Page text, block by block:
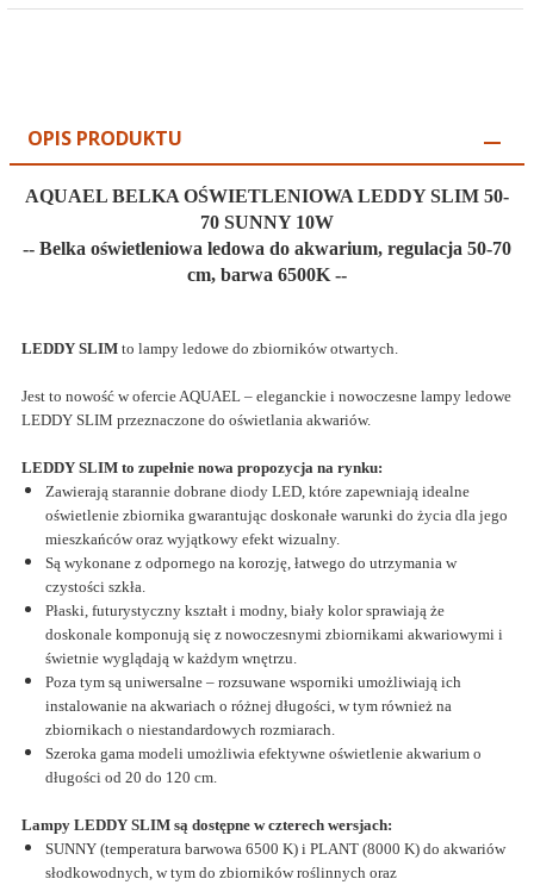
OPIS PRODUKTU
AQUAEL BELKA OŚWIETLENIOWA LEDDY SLIM 50-
70 SUNNY 10W
-- Belka oświetleniowa ledowa do akwarium, regulacja 50-70
cm, barwa 6500K --
LEDDY SLIM to lampy ledowe do zbiorników otwartych.
Jest to nowość w ofercie AQUAEL – eleganckie i nowoczesne lampy ledowe
LEDDY SLIM przeznaczone do oświetlania akwariów.
LEDDY SLIM to zupełnie nowa propozycja na rynku:
Zawierają starannie dobrane diody LED, które zapewniają idealne
oświetlenie zbiornika gwarantując doskonałe warunki do życia dla jego
mieszkańców oraz wyjątkowy efekt wizualny.
Są wykonane z odpornego na korozję, łatwego do utrzymania w
czystości szkła.
Płaski, futurystyczny kształt i modny, biały kolor sprawiają że
doskonale komponują się z nowoczesnymi zbiornikami akwariowymi i
świetnie wyglądają w każdym wnętrzu.
Poza tym są uniwersalne – rozsuwane wsporniki umożliwiają ich
instalowanie na akwariach o różnej długości, w tym również na
zbiornikach o niestandardowych rozmiarach.
Szeroka gama modeli umożliwia efektywne oświetlenie akwarium o
długości od 20 do 120 cm.
Lampy LEDDY SLIM są dostępne w czterech wersjach:
SUNNY (temperatura barwowa 6500 K) i PLANT (8000 K) do akwariów
słodkowodnych, w tym do zbiorników roślinnych oraz